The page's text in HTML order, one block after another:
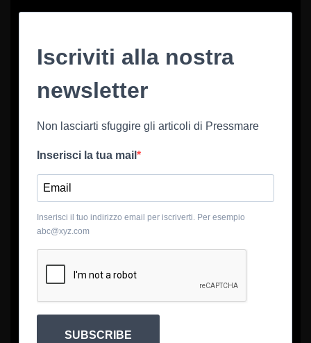
Iscriviti alla nostra
newsletter
Non lasciarti sfuggire gli articoli di Pressmare
Inserisci la tua mail
Inserisci il tuo indirizzo email per iscriverti. Per esempio
abc@xyz.com
SUBSCRIBE